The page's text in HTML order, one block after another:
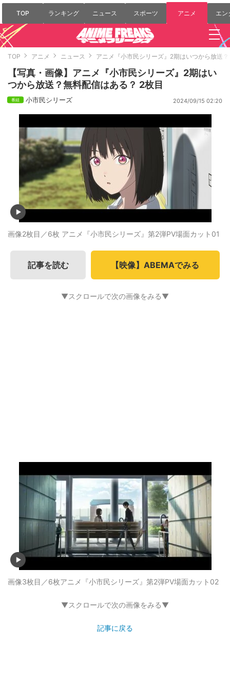
TOP ランキング ニュース スポーツ アニメ エン
TOP アニメ ニュース アニメ『小市民シリーズ』2期はいつから放送
【写真・画像】アニメ『小市民シリーズ』2期はい
つから放送？無料配信はある？ 2枚目
小市民シリーズ 2024/09/15 02:20
画像2枚目／6枚 アニメ『小市民シリーズ』第2弾PV場面カット01
記事を読む 【映像】ABEMAでみる
▼スクロールで次の画像をみる▼
画像3枚目／6枚アニメ『小市民シリーズ』第2弾PV場面カット02
▼スクロールで次の画像をみる▼
記事に戻る